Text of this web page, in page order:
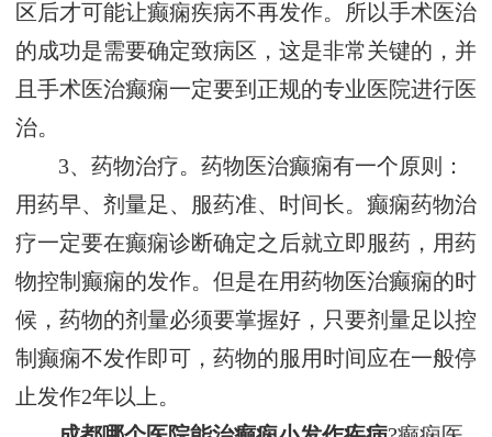
区后才可能让癫痫疾病不再发作。所以手术医治
的成功是需要确定致病区，这是非常关键的，并
且手术医治癫痫一定要到正规的专业医院进行医
治。
3、药物治疗。药物医治癫痫有一个原则：
用药早、剂量足、服药准、时间长。癫痫药物治
疗一定要在癫痫诊断确定之后就立即服药，用药
物控制癫痫的发作。但是在用药物医治癫痫的时
候，药物的剂量必须要掌握好，只要剂量足以控
制癫痫不发作即可，药物的服用时间应在一般停
止发作2年以上。